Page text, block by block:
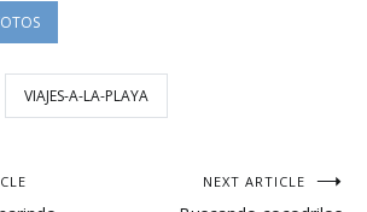
VIAJES-A-LA-PLAYA
NEXT ARTICLE